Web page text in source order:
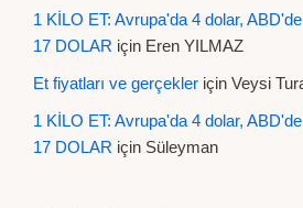
1 KİLO ET: Avrupa'da 4 dolar,
17 DOLAR için Eren YILMAZ
Et fiyatları ve gerçekler için Veysi
1 KİLO ET: Avrupa'da 4 dolar,
17 DOLAR için Süleyman